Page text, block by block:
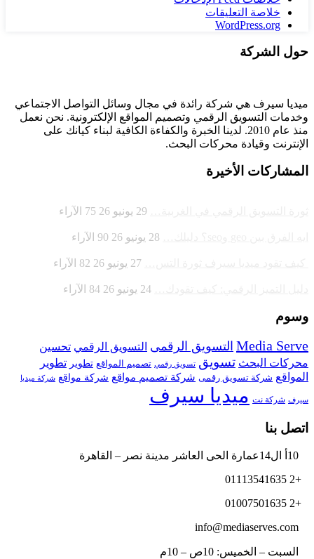
خلاصة التعليقات
WordPress.org
حول الشركة
ميديا ​​سيرف هي شركة رائدة في مجال وسائل التواصل الاجتماعي
وخدمات التسويق الرقمي وتصميم المواقع الإلكترونية. نحن نعمل
منذ عام 2010. لدينا الخبرة والكفاءة الكافية لبناء كيانك على
الإنترنت وقيادة محركات البحث.
المشاركات الأخيرة
29 يونيو 26 75 الآراء
28 يونيو 26 90 الآراء
27 يونيو 26 82 الآراء
24 يونيو 26 84 الآراء
وسوم
Media Serve التسويق الرقمى التسويق الرقمي تحسين
محركات البحث تسويق تسويق رقمي تصميم المواقع تطوير تطوير
المواقع شركة تسويق رقمى شركة تصميم مواقع شركة مواقع شركة ميديا
سيرف شركة نت ميديا سيرف
اتصل بنا
+2 01113541635
+2 01007501635
السبت – الخميس: 10ص – 10م